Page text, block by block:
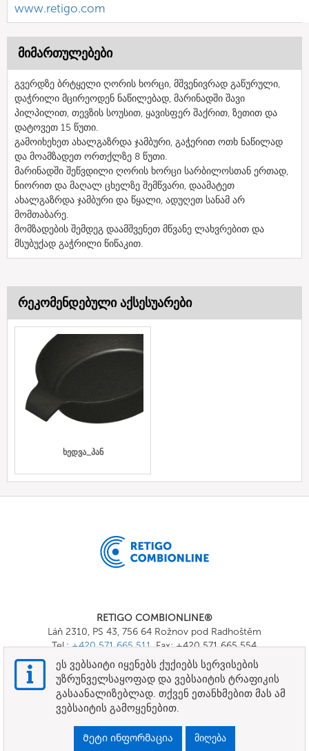
www.retigo.com
მიმართულებები
გვერდზე ბრტყელი ღორის ხორცი, მშვენივრად გაწურული,
დაჭრილი მცირეოდენ ნაწილებად, მარინადში შავი
პილპილით, თევზის სოუსით, ყავისფერ შაქრით, ზეთით და
დატოვეთ 15 წუთი.
გამოიხეხეთ ახალგაზრდა ჯამბური, გაჭერით ოთხ ნაწილად
და მოამზადეთ ორთქლზე 8 წუთი.
მარინადში შეწვდილი ღორის ხორცი სარბილოსთან ერთად,
ნიორით და მაღალ ცხელზე შემწვარი, დაამატეთ
ახალგაზრდა ჯამბური და წყალი, ადუღეთ სანამ არ
მომთაბარე.
მომზადების შემდეგ დაამშვენეთ მწვანე ლახვრებით და
მსუბუქად გაჭრილი წიწაკით.
რეკომენდებული აქსესუარები
ხედვა_პან
RETIGO COMBIONLINE®
Láň 2310, PS 43, 756 64 Rožnov pod Radhoštěm
Tel.:+420 571 665 511, Fax: +420 571 665 554
E-mail: info@combionline.com
OnlineMenu
ᲕᲐᲓᲔᲑᲘ ᲓᲐ ᲞᲘᲠᲝᲑᲔᲑᲘ
ეს ვებსაიტი იყენებს ქუქიებს სერვისების
უზრუნველსაყოფად და ვებსაიტის ტრაფიკის
გასაანალიზებლად. თქვენ ეთანხმებით მას ამ
ვებსაიტის გამოყენებით.
Მეტი ინფორმაცია მიღება